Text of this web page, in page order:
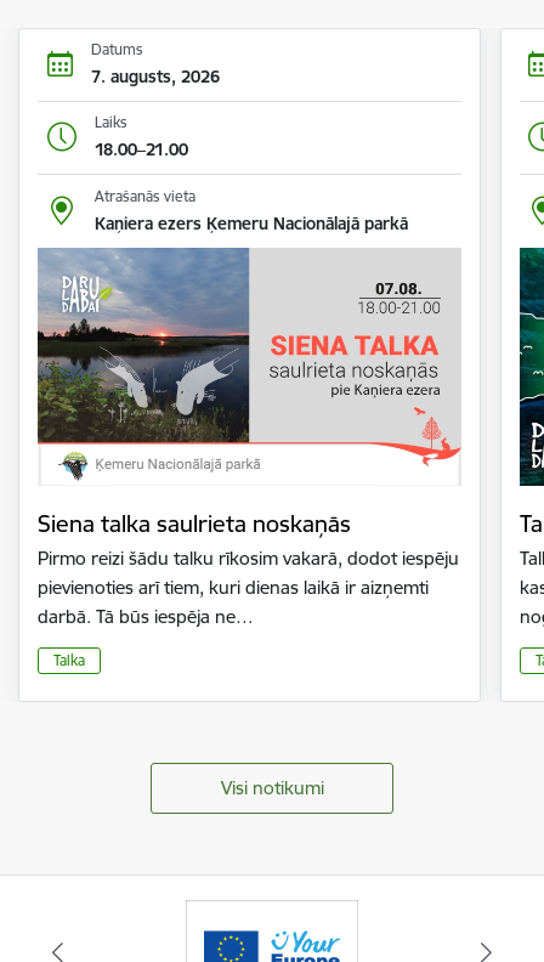
Datums
7. augusts, 2026
Laiks
18.00–21.00
Atrašanās vieta
Kaņiera ezers Ķemeru Nacionālajā parkā
Siena talka saulrieta noskaņās
Pirmo reizi šādu talku rīkosim vakarā, dodot iespēju
pievienoties arī tiem, kuri dienas laikā ir aizņemti
darbā. Tā būs iespēja ne…
Talka
Visi notikumi